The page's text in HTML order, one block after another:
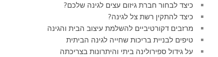
כיצד לבחור חברת גיזום עצים לגינה שלכם?
כיצד להתקין רשת צל לגינה?
מרזבים דקורטיביים להשלמת עיצוב הבית והגינה
טיפים לבניית בריכות שחייה לגינה הביתית
על גידול ספירולינה ביתי והיתרונות בצריכתה